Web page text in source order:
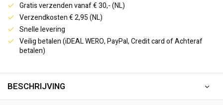
Gratis verzenden vanaf € 30,- (NL)
Verzendkosten € 2,95 (NL)
Snelle levering
Veilig betalen (iDEAL WERO, PayPal, Credit card of Achteraf
betalen)
BESCHRIJVING